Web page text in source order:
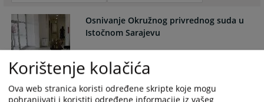
forward
to
interact
with
the
calendar
and
forward
to
with
the
calendar
and
Osnivanje Okružnog privrednog suda u
Istočnom Sarajevu
Korištenje kolačića
Ova web stranica koristi određene skripte koje mogu
pohranjivati i koristiti određene informacije iz vašeg